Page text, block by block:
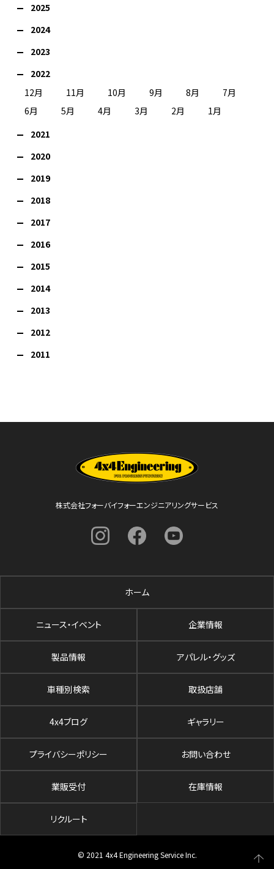
2025
2024
2023
2022
12月
11月 10月 9月 8月
7月
6月
5月 4月 3月 2月
1月
2021
2020
2019
2018
2017
2016
2015
2014
2013
2012
2011
株式会社フォーバイフォーエンジニアリングサービス
ホーム
ニュース・イベント 企業情報
製品情報 アパレル・グッズ
車種別検索 取扱店舗
4x4ブログ ギャラリー
プライバシーポリシー お問い合わせ
業販受付 在庫情報
リクルート
© 2021 4x4 Engineering Service Inc.